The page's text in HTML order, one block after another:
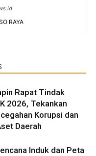
RAYA
Rapat Tindak
2026, Tekankan
Korupsi dan
Daerah
Induk dan Peta